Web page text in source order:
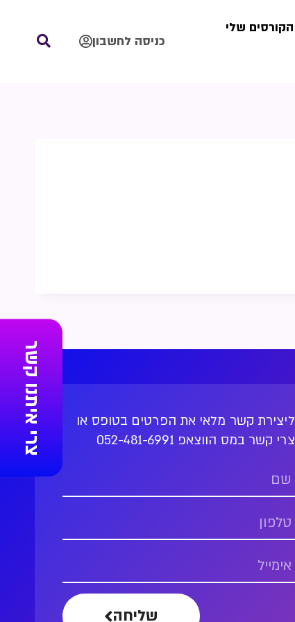
הקורסים שלי
כניסה לחשבון
ליצירת קשר מלאי את הפרטים בטופס או
צרי קשר במס הווצאפ 052-481-6991
שליחה
צרי איתנו קשר